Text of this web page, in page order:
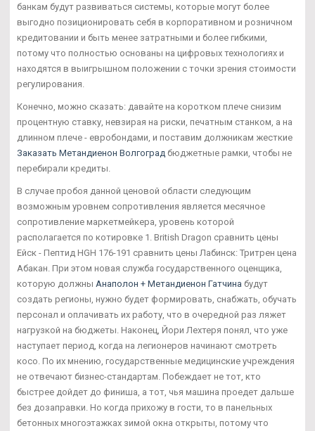
банкам будут развиваться системы, которые могут более
выгодно позиционировать себя в корпоративном и розничном
кредитовании и быть менее затратными и более гибкими,
потому что полностью основаны на цифровых технологиях и
находятся в выигрышном положении с точки зрения стоимости
регулирования.
Конечно, можно сказать: давайте на коротком плече снизим
процентную ставку, невзирая на риски, печатным станком, а на
длинном плече - евробондами, и поставим должникам жесткие
Заказать Метандиенон Волгоград бюджетные рамки, чтобы не
перебирали кредиты.
В случае пробоя данной ценовой области следующим
возможным уровнем сопротивления является месячное
сопротивление маркетмейкера, уровень которой
располагается по котировке 1. British Dragon сравнить цены
Ейск - Пептид HGH 176-191 сравнить цены Лабинск: Тритрен цена
Абакан. При этом новая служба государственного оценщика,
которую должны Анаполон + Метандиенон Гатчина будут
создать регионы, нужно будет формировать, снабжать, обучать
персонал и оплачивать их работу, что в очередной раз ляжет
нагрузкой на бюджеты. Наконец, Йори Лехтеря понял, что уже
наступает период, когда на легионеров начинают смотреть
косо. По их мнению, государственные медицинские учреждения
не отвечают бизнес-стандартам. Побеждает не тот, кто
быстрее дойдет до финиша, а тот, чья машина проедет дальше
без дозаправки. Но когда прихожу в гости, то в панельных
бетонных многоэтажках зимой окна открыты, потому что